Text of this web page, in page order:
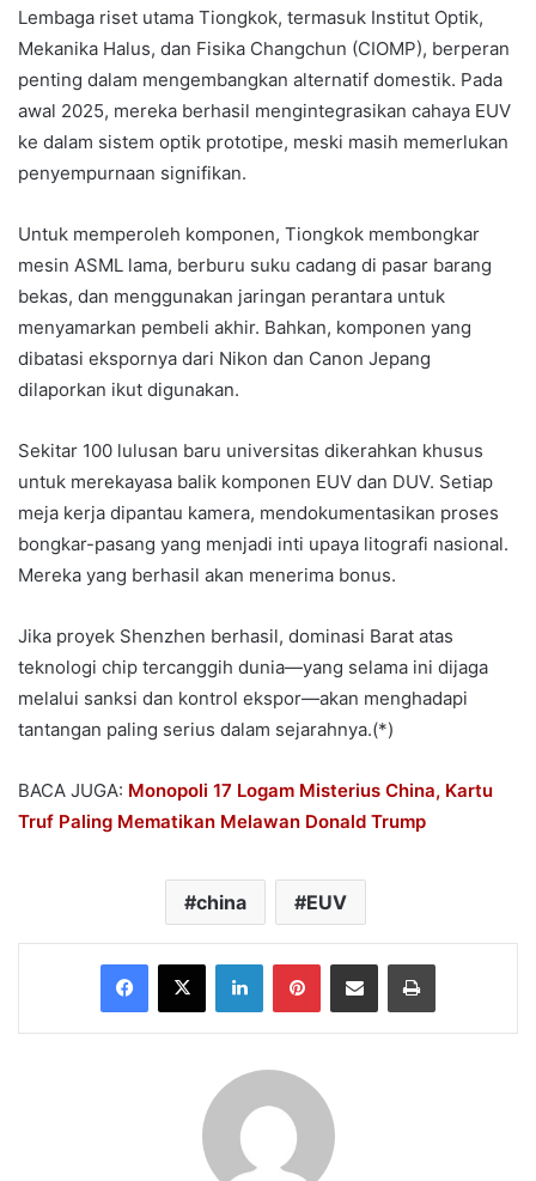
Lembaga riset utama Tiongkok, termasuk Institut Optik,
Mekanika Halus, dan Fisika Changchun (CIOMP), berperan
penting dalam mengembangkan alternatif domestik. Pada
awal 2025, mereka berhasil mengintegrasikan cahaya EUV
ke dalam sistem optik prototipe, meski masih memerlukan
penyempurnaan signifikan.
Untuk memperoleh komponen, Tiongkok membongkar
mesin ASML lama, berburu suku cadang di pasar barang
bekas, dan menggunakan jaringan perantara untuk
menyamarkan pembeli akhir. Bahkan, komponen yang
dibatasi ekspornya dari Nikon dan Canon Jepang
dilaporkan ikut digunakan.
Sekitar 100 lulusan baru universitas dikerahkan khusus
untuk merekayasa balik komponen EUV dan DUV. Setiap
meja kerja dipantau kamera, mendokumentasikan proses
bongkar-pasang yang menjadi inti upaya litografi nasional.
Mereka yang berhasil akan menerima bonus.
Jika proyek Shenzhen berhasil, dominasi Barat atas
teknologi chip tercanggih dunia—yang selama ini dijaga
melalui sanksi dan kontrol ekspor—akan menghadapi
tantangan paling serius dalam sejarahnya.(*)
BACA JUGA: Monopoli 17 Logam Misterius China, Kartu
Truf Paling Mematikan Melawan Donald Trump
china EUV
Facebook
X LinkedInPinterestShare via Email Print